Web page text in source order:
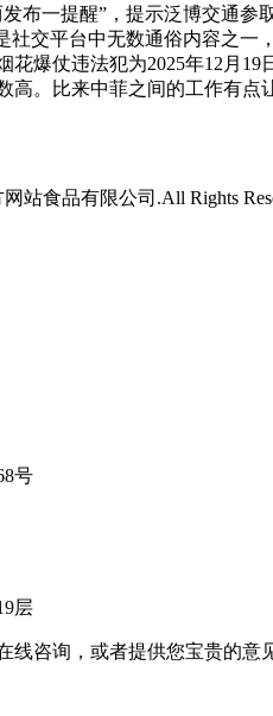
布一提醒”，提示泛博交通
社交平台中无数通俗内容之
花爆仗违法犯为2025年12月
高。比来中菲之间的工作有
站食品有限公司.All Rights
号
层
线咨询，或者提供您宝贵的意